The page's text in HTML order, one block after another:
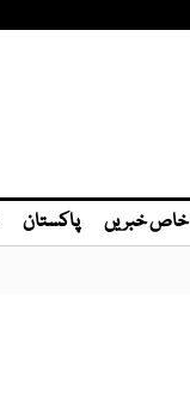
خاص خبریں پاکستان